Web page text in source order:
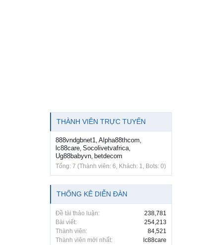
THÀNH VIÊN TRỰC TUYẾN
888vndgbnet1 Alpha88thcom
lc88care Socolivetvafrica
Ug88babyvn betdecom
Tổng: 7 (Thành viên: 6, Khách: 1, Bots: 0)
THỐNG KÊ DIỄN ĐÀN
Đề tài thảo luận:
238,781
Bài viết:
254,213
Thành viên:
84,521
Thành viên mới nhất:
lc88care